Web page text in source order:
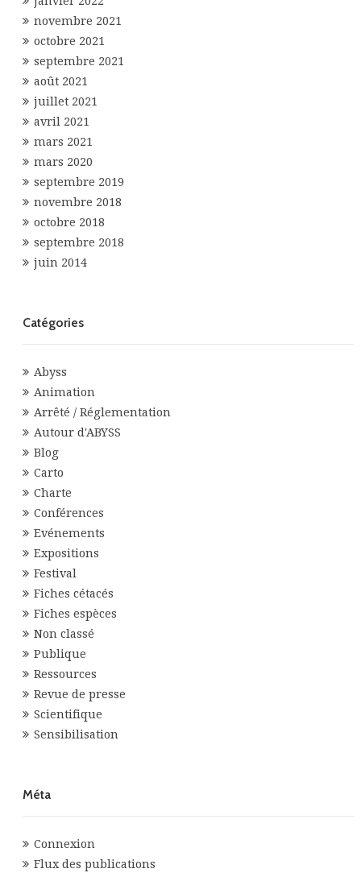
novembre 2021
octobre 2021
septembre 2021
août 2021
juillet 2021
avril 2021
mars 2021
mars 2020
septembre 2019
novembre 2018
octobre 2018
septembre 2018
juin 2014
Catégories
Abyss
Animation
Arrêté / Réglementation
Autour d'ABYSS
Blog
Carto
Charte
Conférences
Evénements
Expositions
Festival
Fiches cétacés
Fiches espèces
Non classé
Publique
Ressources
Revue de presse
Scientifique
Sensibilisation
Méta
Connexion
Flux des publications